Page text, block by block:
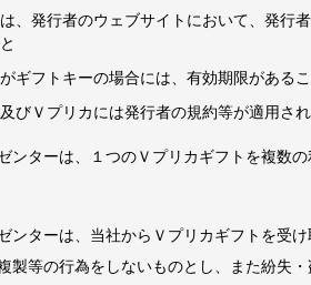
、発行者のウェブサイトにおいて、発行
ギフトキーの場合には、有効期限があるこ
びＶプリカには発行者の規約等が適用さ
ンターは、１つのＶプリカギフトを複数
ンターは、当社からＶプリカギフトを受
製等の行為をしないものとし、また紛失